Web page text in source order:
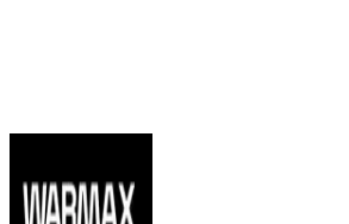
БПЛА літакового типу
Системи РЕБ
Системи РЕР